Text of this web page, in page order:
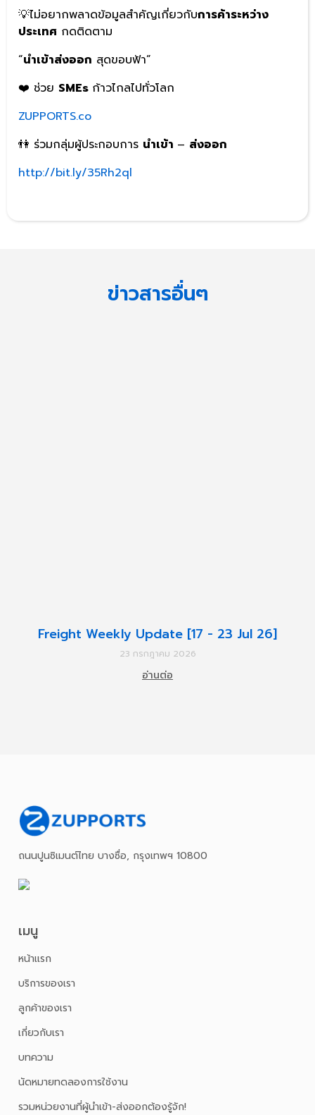
💡ไม่อยากพลาดข้อมูลสำคัญเกี่ยวกับการค้าระหว่าง
ประเทศ กดติดตาม
“นำเข้าส่งออก สุดขอบฟ้า”
❤️ ช่วย SMEs ก้าวไกลไปทั่วโลก
ZUPPORTS.co
👫 ร่วมกลุ่มผู้ประกอบการ นำเข้า – ส่งออก
http://bit.ly/35Rh2ql
ข่าวสารอื่นๆ
Freight Weekly Update [17 - 23 Jul 26]
23 กรกฎาคม 2026
อ่านต่อ
ถนนปูนซิเมนต์ไทย บางซื่อ, กรุงเทพฯ 10800
เมนู
หน้าเเรก
บริการของเรา
ลูกค้าของเรา
เกี่ยวกับเรา
บทความ
นัดหมายทดลองการใช้งาน
รวมหน่วยงานที่ผู้นำเข้า-ส่งออกต้องรู้จัก!